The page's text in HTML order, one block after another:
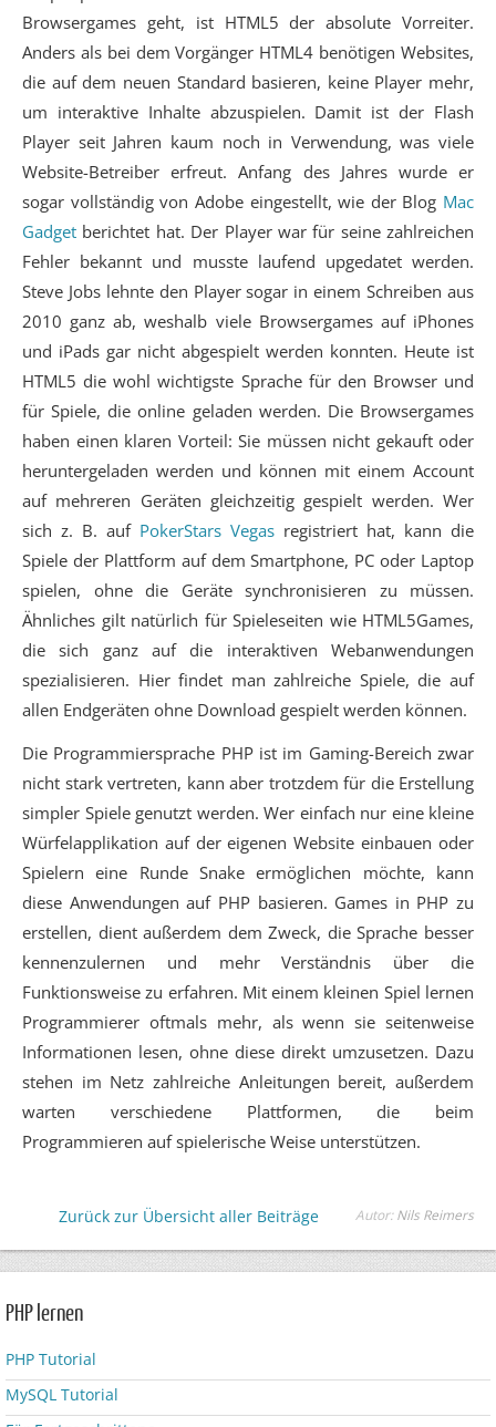
Browsergames geht, ist HTML5 der absolute Vorreiter.
Anders als bei dem Vorgänger HTML4 benötigen Websites,
die auf dem neuen Standard basieren, keine Player mehr,
um interaktive Inhalte abzuspielen. Damit ist der Flash
Player seit Jahren kaum noch in Verwendung, was viele
Website-Betreiber erfreut. Anfang des Jahres wurde er
sogar vollständig von Adobe eingestellt, wie der Blog Mac
Gadget berichtet hat. Der Player war für seine zahlreichen
Fehler bekannt und musste laufend upgedatet werden.
Steve Jobs lehnte den Player sogar in einem Schreiben aus
2010 ganz ab, weshalb viele Browsergames auf iPhones
und iPads gar nicht abgespielt werden konnten. Heute ist
HTML5 die wohl wichtigste Sprache für den Browser und
für Spiele, die online geladen werden. Die Browsergames
haben einen klaren Vorteil: Sie müssen nicht gekauft oder
heruntergeladen werden und können mit einem Account
auf mehreren Geräten gleichzeitig gespielt werden. Wer
sich z. B. auf PokerStars Vegas registriert hat, kann die
Spiele der Plattform auf dem Smartphone, PC oder Laptop
spielen, ohne die Geräte synchronisieren zu müssen.
Ähnliches gilt natürlich für Spieleseiten wie HTML5Games,
die sich ganz auf die interaktiven Webanwendungen
spezialisieren. Hier findet man zahlreiche Spiele, die auf
allen Endgeräten ohne Download gespielt werden können.
Die Programmiersprache PHP ist im Gaming-Bereich zwar
nicht stark vertreten, kann aber trotzdem für die Erstellung
simpler Spiele genutzt werden. Wer einfach nur eine kleine
Würfelapplikation auf der eigenen Website einbauen oder
Spielern eine Runde Snake ermöglichen möchte, kann
diese Anwendungen auf PHP basieren. Games in PHP zu
erstellen, dient außerdem dem Zweck, die Sprache besser
kennenzulernen und mehr Verständnis über die
Funktionsweise zu erfahren. Mit einem kleinen Spiel lernen
Programmierer oftmals mehr, als wenn sie seitenweise
Informationen lesen, ohne diese direkt umzusetzen. Dazu
stehen im Netz zahlreiche Anleitungen bereit, außerdem
warten verschiedene Plattformen, die beim
Programmieren auf spielerische Weise unterstützen.
Autor:Nils Reimers
Zurück zur Übersicht aller Beiträge
PHP lernen
PHP Tutorial
MySQL Tutorial